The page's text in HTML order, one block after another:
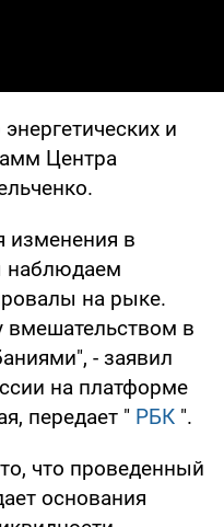
и
Центра
изменения в
наблюдаем
на рыке.
вмешательством в
- заявил
на платформе
передает " РБК ".
что проведенный
основания